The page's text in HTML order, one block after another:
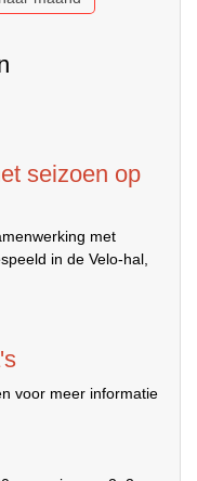
seizoen op
met
in de Velo-hal,
voor meer informatie